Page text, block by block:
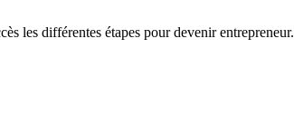
les différentes étapes pour devenir entrepreneur.